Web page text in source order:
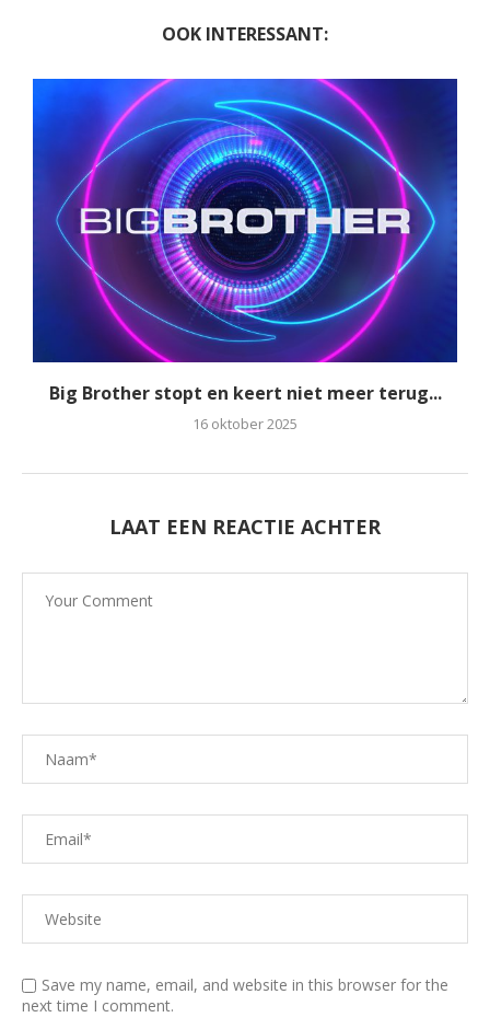
OOK INTERESSANT:
Big Brother stopt en keert niet meer terug...
16 oktober 2025
LAAT EEN REACTIE ACHTER
Save my name, email, and website in this browser for the
next time I comment.